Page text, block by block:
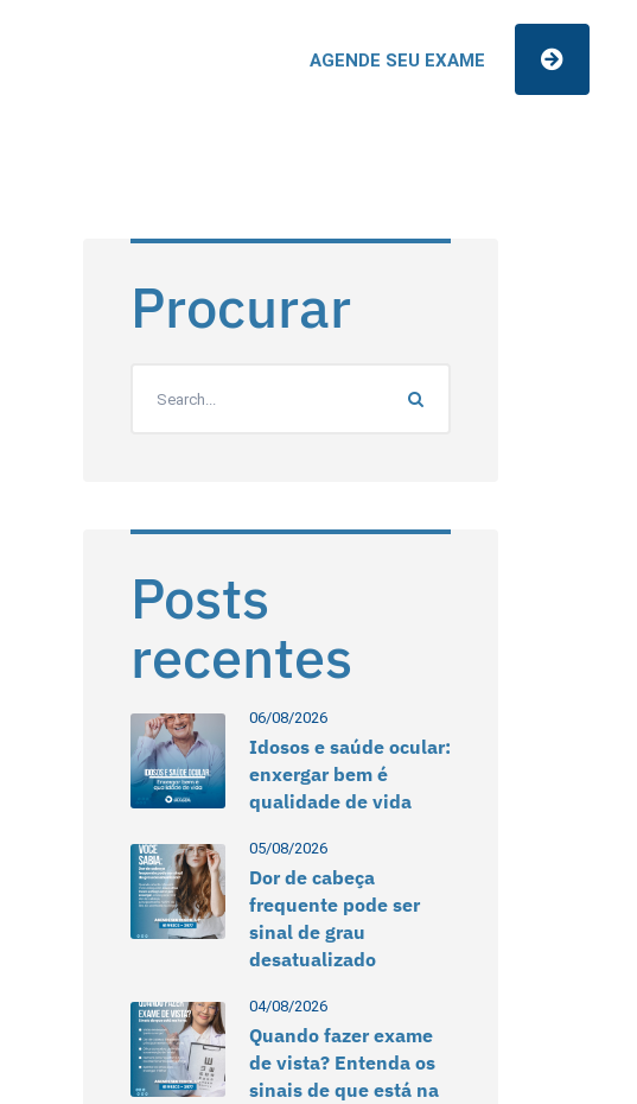
AGENDE SEU EXAME
Procurar
Posts
recentes
06/08/2026
Idosos e saúde ocular:
enxergar bem é
qualidade de vida
05/08/2026
Dor de cabeça
frequente pode ser
sinal de grau
desatualizado
04/08/2026
Quando fazer exame
de vista? Entenda os
sinais de que está na